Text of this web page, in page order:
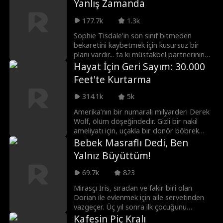
en güçlü kurt ve onun düşmanı olan Saxon
İstemediği kurt onu kurtarabilen tek kişi
olabilir.
Yanlış Zamanda
177.7k
1.3k
Sophie Tisdale'in son sınıf bitmeden
bekaretini kaybetmek için kusursuz bir
planı vardır... ta ki müstakbel partnerinin
bu anı videoya çekmek için iddiaya
girdiğini öğrenene kadar. Onu uyaran kişi,
kahvecisinin yakışıklı müdavimi ve yeni
jinekoloğu Luke'tur. Kampüs
jinekoloğundan hoşlanmak ne kadar yanlış
olabilir ki... peki Sophie'nin neden pek
umurunda değil?
Hayat İçin Geri Sayım: 30.000
Feet'te Kurtarma
314.1k
5k
Amerika’nın bir numaralı milyarderi Derek
Wolf, ölüm döşeğindedir. Gizli bir nakil
ameliyatı için, uçakla bir donör böbrek
getirmesi amacıyla seçkin cerrah Shaun’u
tutar. Ancak, Derek’in torunu Erik ile nişanlı
olan Jessica’nın annesi Kim, tuvalete
gidince uçuş gecikir. Shaun acele etmeleri
için ısrar ettiğind Jessica onu aşağılar.
Uçak havalandıktan sonra Kim kalp krizi
geçirir. Shaun onu kurtarır, bu sırada
kaburgalarını kırar. Nankör Jessica,
Shaun’dan küçük düşürücü bir şekilde özür
Bebek Masraflı Dedi, Ben
Yalnız Büyüttüm!
69.7k
823
Mirasçı Iris, sıradan ve fakir biri olan
Dorian ile evlenmek için aile servetinden
vazgeçer. Üç yıl sonra ilk çocuğunu
kucağına almaya hazırlanırken, kontrol
Kafesin Piç Kralı